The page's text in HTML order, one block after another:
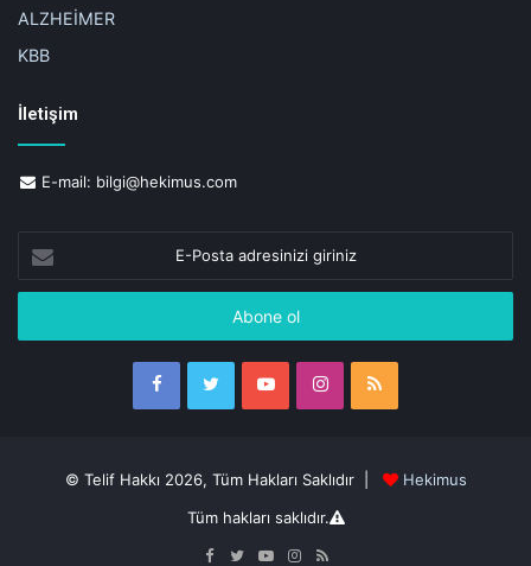
ALZHEİMER
KBB
İletişim
E-mail: bilgi@hekimus.com
Posta
adresinizi
FacebookTwitterYouTubeInstagram
© Telif Hakkı 2026, Tüm Hakları Saklıdır |
Hekimus
Tüm hakları saklıdır.
FacebookTwitterYouTubeInstagram